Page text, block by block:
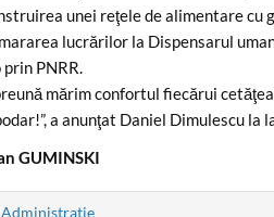
unei reţele de alimentare cu
lucrărilor la Dispensarul
prin PNRR.
mărim confortul fiecărui
a anunţat Daniel Dimulescu la
GUMINSKI
Administratie